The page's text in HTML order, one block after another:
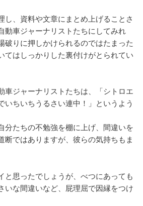
、資料や文章にまとめ上げることさ
動車ジャーナリストたちにしてみれ
りに押しかけられるのではたまった
てはしっかりした裏付けがとられてい
車ジャーナリストたちは、「シトロエ
ちいちうるさい連中！」というよう
分たちの不勉強を棚に上げ、間違いを
ではありますが、彼らの気持ちもま
と思ったでしょうが、べつにあっても
いな間違いなど、屁理屈で因縁をつけ